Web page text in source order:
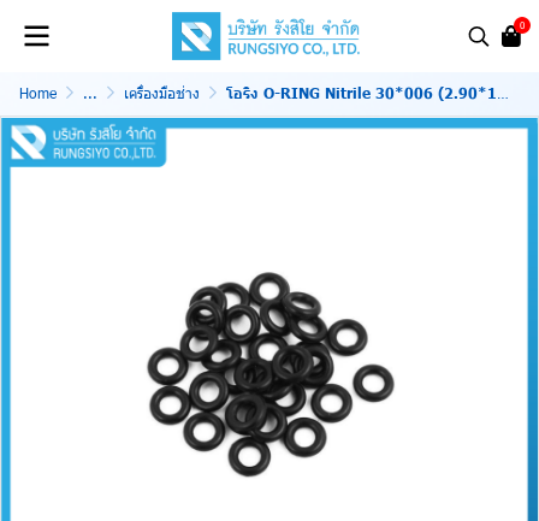
0
Home ... เครื่องมือช่าง โอริง O-RING Nitrile 30*006 (2.90*1.78)